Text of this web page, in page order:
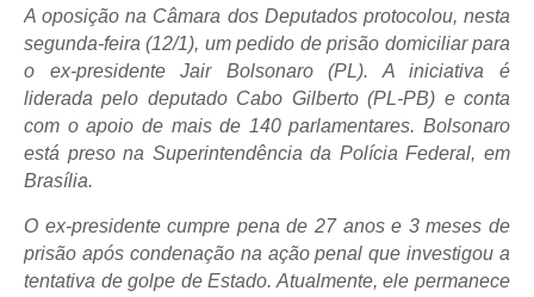
A oposição na Câmara dos Deputados protocolou, nesta
segunda-feira (12/1), um pedido de prisão domiciliar para
o ex-presidente Jair Bolsonaro (PL). A iniciativa é
liderada pelo deputado Cabo Gilberto (PL-PB) e conta
com o apoio de mais de 140 parlamentares. Bolsonaro
está preso na Superintendência da Polícia Federal, em
Brasília.
O ex-presidente cumpre pena de 27 anos e 3 meses de
prisão após condenação na ação penal que investigou a
tentativa de golpe de Estado. Atualmente, ele permanece